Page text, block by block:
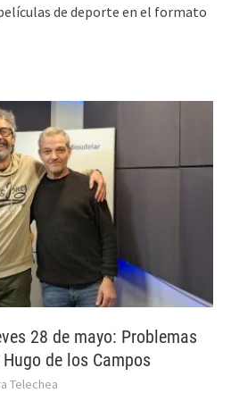
de deporte en el formato
28 de mayo: Problemas
de los Campos
Telechea